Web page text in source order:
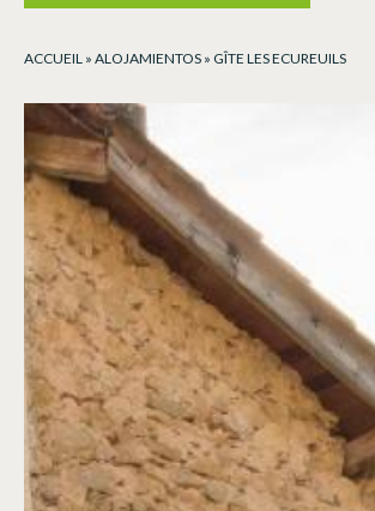
ACCUEIL » ALOJAMIENTOS » GÎTE LES ECUREUILS